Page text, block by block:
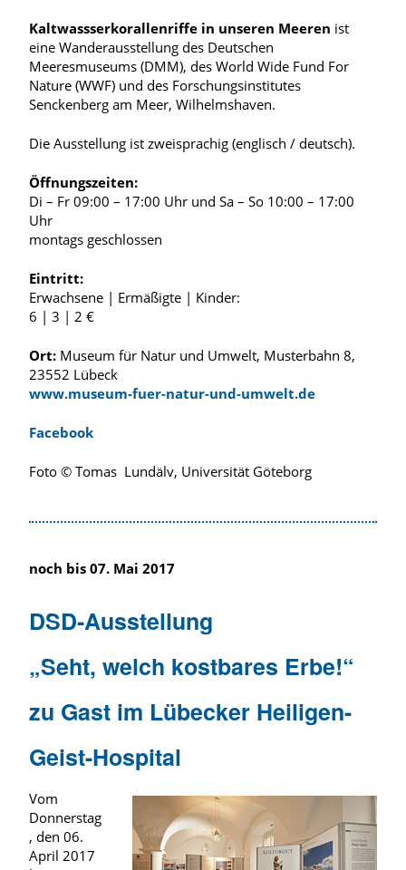
Kaltwassserkorallenriffe in unseren Meeren ist
eine Wanderausstellung des Deutschen
Meeresmuseums (DMM), des World Wide Fund For
Nature (WWF) und des Forschungsinstitutes
Senckenberg am Meer, Wilhelmshaven.
Die Ausstellung ist zweisprachig (englisch / deutsch).
Öffnungszeiten:
Di – Fr 09:00 – 17:00 Uhr und Sa – So 10:00 – 17:00
Uhr
montags geschlossen
Eintritt:
Erwachsene | Ermäßigte | Kinder:
6 | 3 | 2 €
Ort: Museum für Natur und Umwelt, Musterbahn 8,
23552 Lübeck
www.museum-fuer-natur-und-umwelt.de
Facebook
Foto © Tomas Lundälv, Universität Göteborg
noch bis 07. Mai 2017
DSD-Ausstellung
„Seht, welch kostbares Erbe!“
zu Gast im Lübecker Heiligen-
Geist-Hospital
Vom
Donnerstag
, den 06.
April 2017